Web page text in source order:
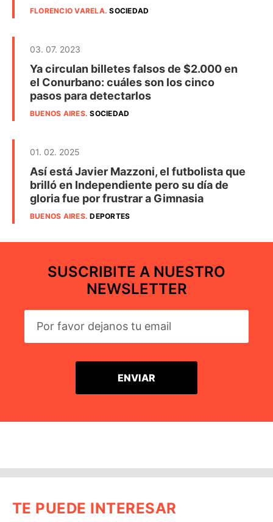
FLORENCIO VARELA.SOCIEDAD
03. 07. 2023
Ya circulan billetes falsos de $2.000 en
el Conurbano: cuáles son los cinco
pasos para detectarlos
BUENOS AIRES.SOCIEDAD
01. 02. 2025
Así está Javier Mazzoni, el futbolista que
brilló en Independiente pero su día de
gloria fue por frustrar a Gimnasia
BUENOS AIRES.DEPORTES
SUSCRIBITE A NUESTRO
NEWSLETTER
TE PUEDE INTERESAR